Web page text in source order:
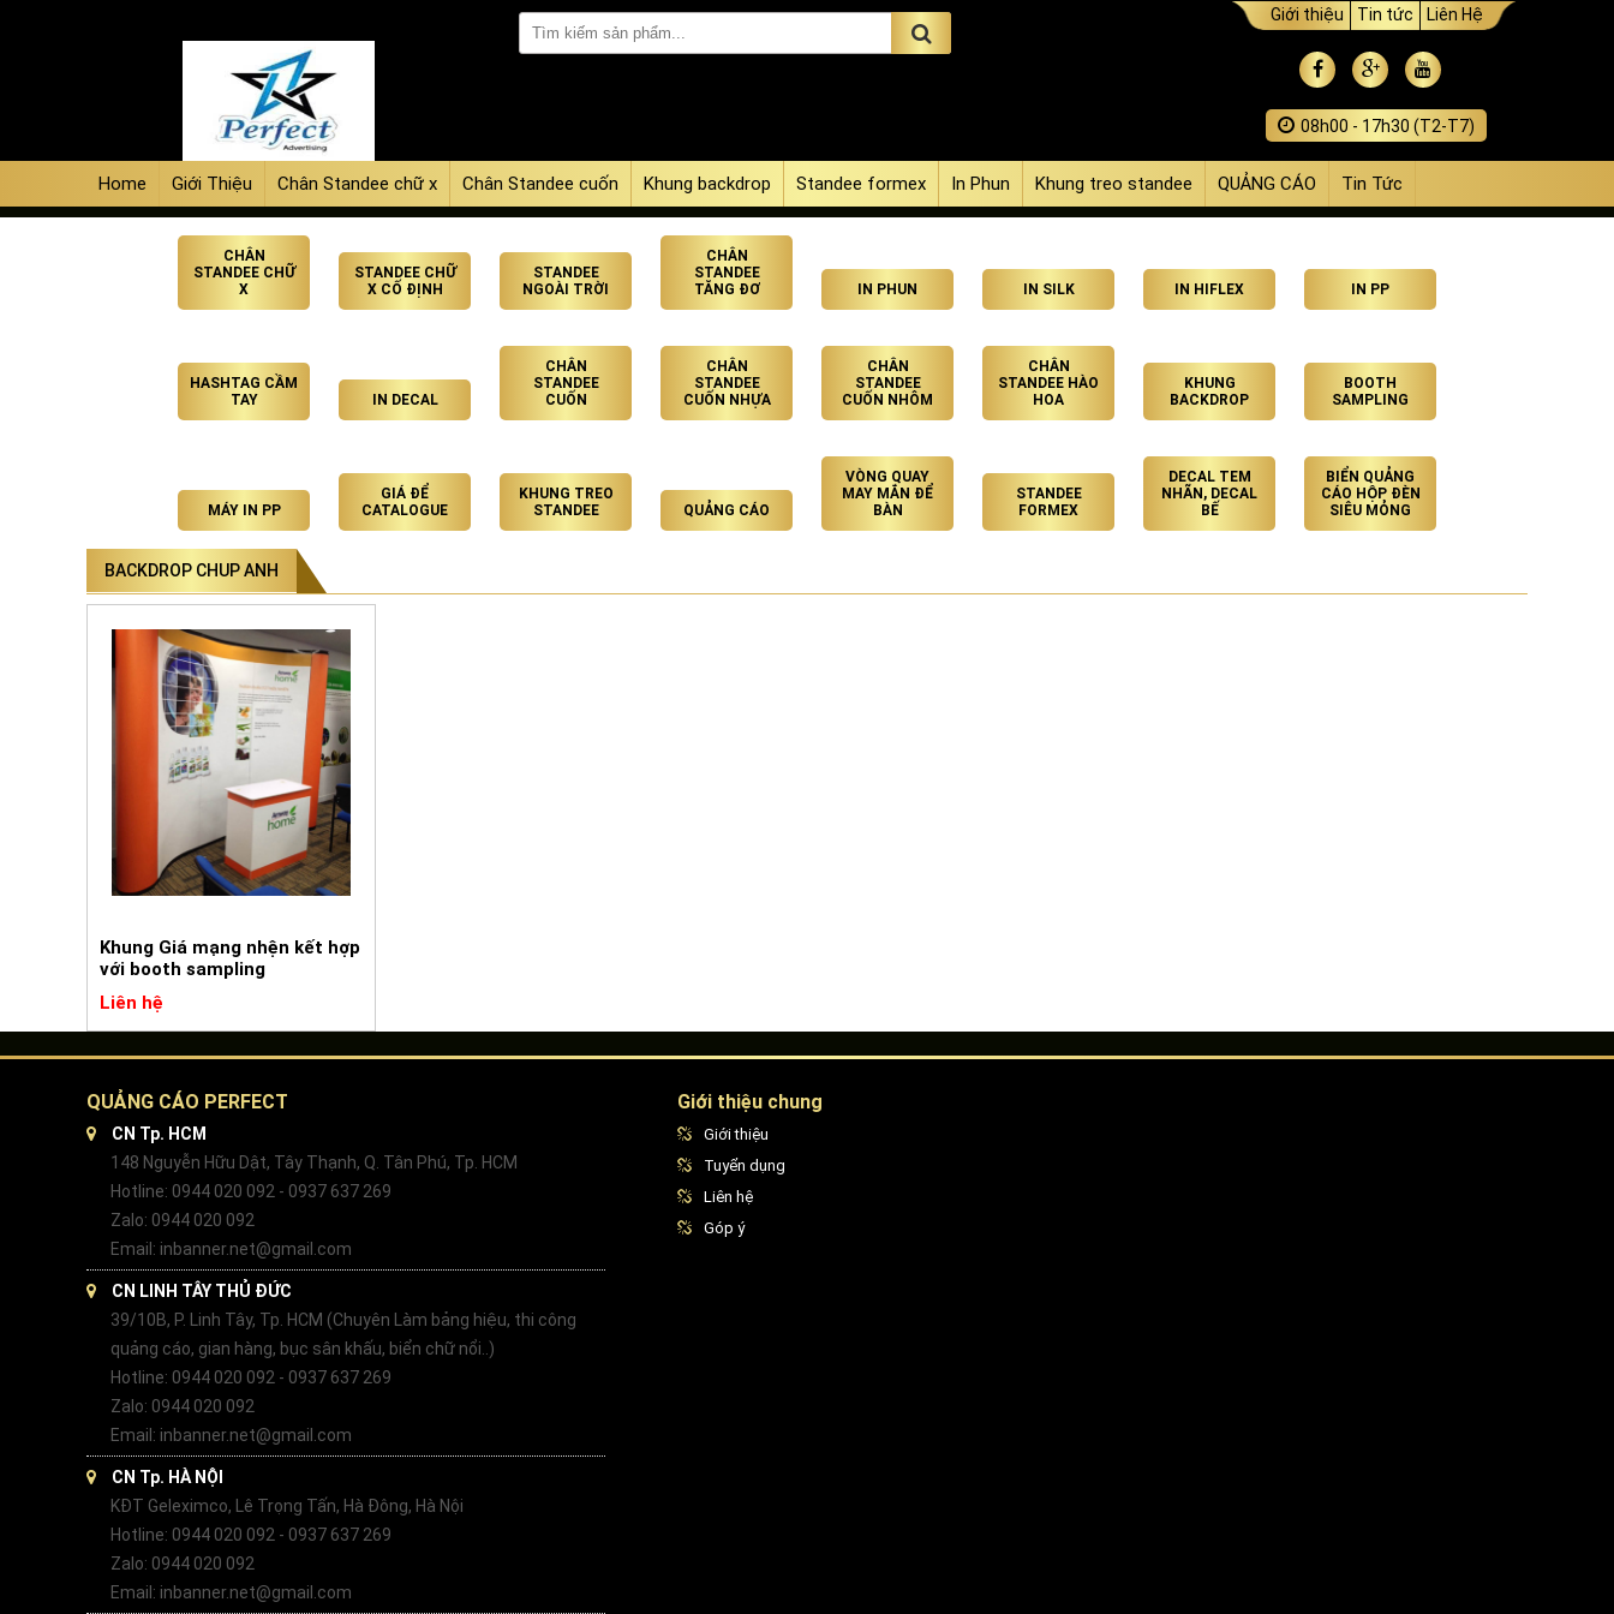
Giới thiệu Tin tức Liên Hệ
08h00 - 17h30 (T2-T7)
Home Giới Thiệu Chân Standee chữ x Chân Standee cuốn Khung backdrop Standee formex In Phun Khung treo standee QUẢNG CÁO Tin Tức
CHÂN
STANDEE CHỮ
X
STANDEE CHỮ
X CỐ ĐỊNH
STANDEE
NGOÀI TRỜI
CHÂN
STANDEE
TĂNG ĐƠ
IN PHUN IN SILK IN HIFLEX IN PP
HASHTAG CẦM
TAY
IN DECAL
CHÂN
STANDEE
CUỐN
CHÂN
STANDEE
CUỐN NHỰA
CHÂN
STANDEE
CUỐN NHÔM
CHÂN
STANDEE HÀO
HOA
KHUNG
BACKDROP
BOOTH
SAMPLING
MÁY IN PP
GIÁ ĐỂ
CATALOGUE
KHUNG TREO
STANDEE
QUẢNG CÁO
VÒNG QUAY
MAY MẮN ĐỂ
BÀN
STANDEE
FORMEX
DECAL TEM
NHÃN, DECAL
BẾ
BIỂN QUẢNG
CÁO HỘP ĐÈN
SIÊU MỎNG
BACKDROP CHUP ANH
Khung Giá mạng nhện kết hợp
với booth sampling
Liên hệ
QUẢNG CÁO PERFECT
CN Tp. HCM
148 Nguyễn Hữu Dật, Tây Thạnh, Q. Tân Phú, Tp. HCM
Hotline: 0944 020 092 - 0937 637 269
Zalo: 0944 020 092
Email: inbanner.net@gmail.com
CN LINH TÂY THỦ ĐỨC
39/10B, P. Linh Tây, Tp. HCM (Chuyên Làm bảng hiệu, thi công
quảng cáo, gian hàng, bục sân khấu, biển chữ nổi..)
Hotline: 0944 020 092 - 0937 637 269
Zalo: 0944 020 092
Email: inbanner.net@gmail.com
CN Tp. HÀ NỘI
KĐT Geleximco, Lê Trọng Tấn, Hà Đông, Hà Nội
Hotline: 0944 020 092 - 0937 637 269
Zalo: 0944 020 092
Email: inbanner.net@gmail.com
Giới thiệu chung
Giới thiệu
Tuyển dụng
Liên hệ
Góp ý